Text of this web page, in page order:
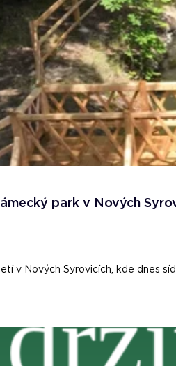
park v Nových
v Nových Syrovicích, kde dnes